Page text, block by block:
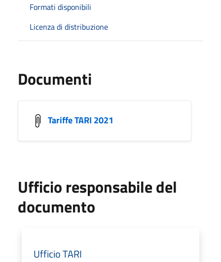
Formati disponibili
Licenza di distribuzione
Documenti
Tariffe TARI 2021
Ufficio responsabile del
documento
Ufficio TARI